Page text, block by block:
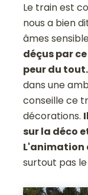
Le train est
nous a bien
âmes
déçus par
peur du tout.
dans une
conseille ce
décorations.
sur la déco
L'animation
surtout pas